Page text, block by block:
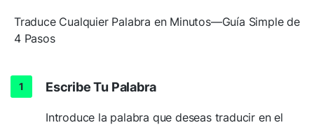
Traduce Cualquier Palabra en Minutos—Guía Simple de
4 Pasos
Escribe Tu Palabra
Introduce la palabra que deseas traducir en el